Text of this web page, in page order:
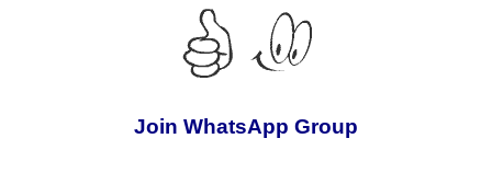
Join WhatsApp Group